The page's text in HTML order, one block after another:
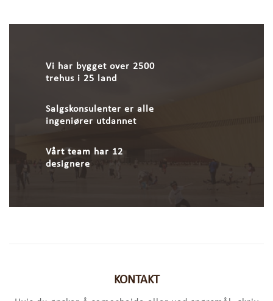
Vi har bygget over 2500
trehus i 25 land
Salgskonsulenter er alle
ingeniører utdannet
Vårt team har 12
designere
KONTAKT